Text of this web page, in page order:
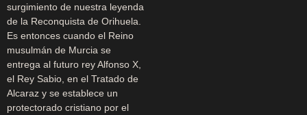
surgimiento de nuestra leyenda
de la Reconquista de Orihuela.
Es entonces cuando el Reino
musulmán de Murcia se
entrega al futuro rey Alfonso X,
el Rey Sabio, en el Tratado de
Alcaraz y se establece un
protectorado cristiano por el